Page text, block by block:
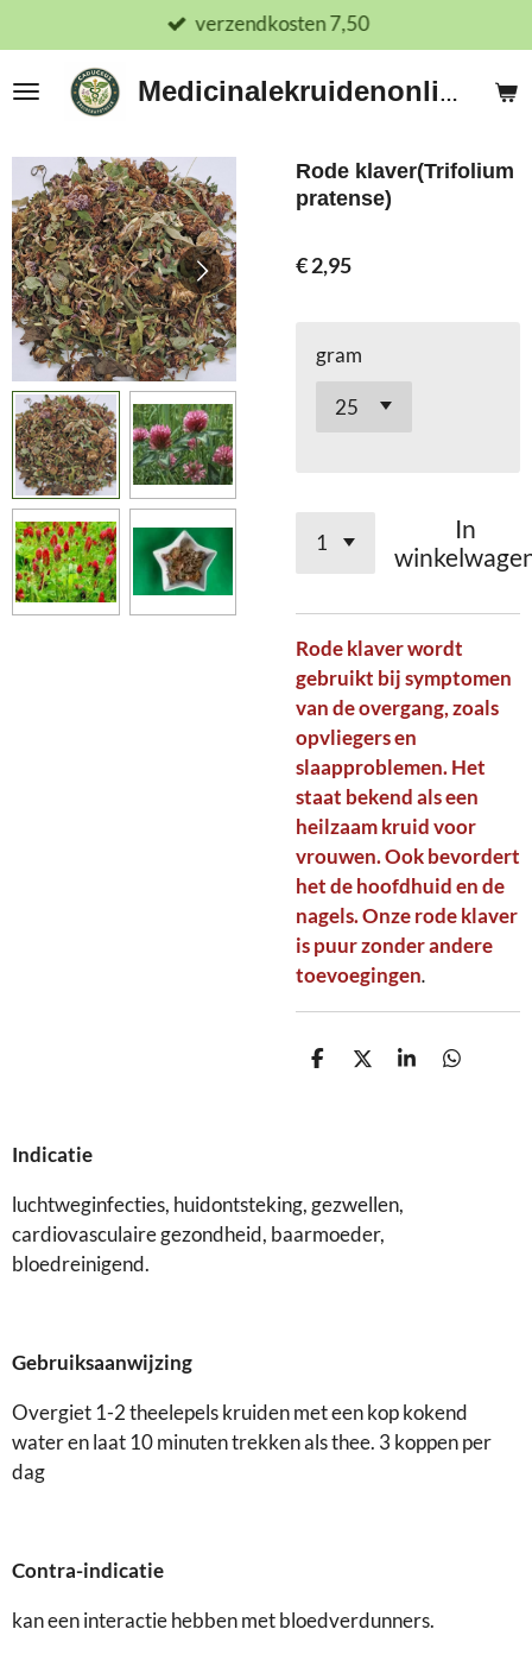
direct
naar
Medicinalekruidenonline.nl
verzendkosten 7,50
Rode klaver(Trifolium
pratense)
€ 2,95
gram
In
Rode klaver wordt
gebruikt bij symptomen
van de overgang, zoals
opvliegers en
slaapproblemen. Het
staat bekend als een
heilzaam kruid voor
vrouwen. Ook bevordert
het de hoofdhuid en de
nagels. Onze rode klaver
is puur zonder andere
toevoegingen.
D
D
S
D
Indicatie
luchtweginfecties, huidontsteking, gezwellen,
cardiovasculaire gezondheid, baarmoeder,
bloedreinigend.
Gebruiksaanwijzing
Overgiet 1-2 theelepels kruiden met een kop kokend
water en laat 10 minuten trekken als thee. 3 koppen per
dag
Contra-indicatie
kan een interactie hebben met bloedverdunners.